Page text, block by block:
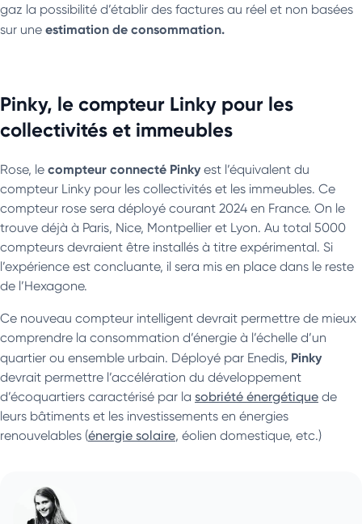
gaz la possibilité d’établir des factures au réel et non basées
sur une estimation de consommation.
Pinky, le compteur Linky pour les
collectivités et immeubles
Rose, le compteur connecté Pinkyest l’équivalent du
compteur Linky pour les collectivités et les immeubles. Ce
compteur rose sera déployé courant 2024 en France. On le
trouve déjà à Paris, Nice, Montpellier et Lyon. Au total 5000
compteurs devraient être installés à titre expérimental. Si
l’expérience est concluante, il sera mis en place dans le reste
de l’Hexagone.
Ce nouveau compteur intelligent devrait permettre de mieux
comprendre la consommation d’énergie à l’échelle d’un
quartier ou ensemble urbain. Déployé par Enedis, Pinky
devrait permettre l’accélération du développement
d’écoquartiers caractérisé par la sobriété énergétique de
leurs bâtiments et les investissements en énergies
renouvelables (énergie solaire, éolien domestique, etc.)